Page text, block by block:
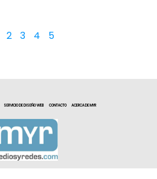
2 3 4 5
SERVICIO DE DISEÑO WEB CONTACTO ACERCA DE MYR